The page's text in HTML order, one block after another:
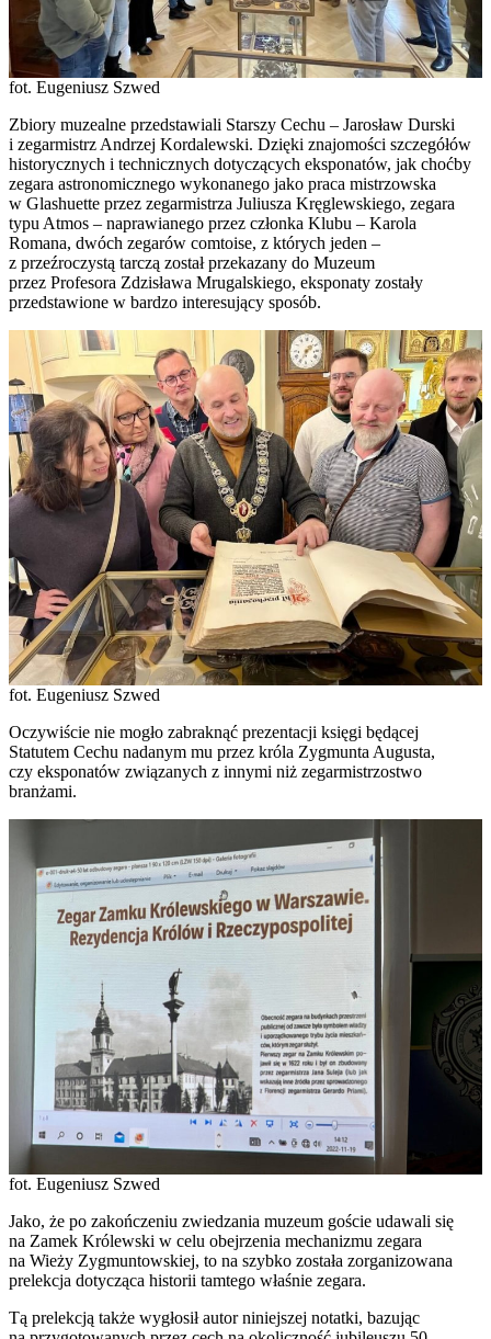
fot. Eugeniusz Szwed
Zbiory muzealne przedstawiali Starszy Cechu – Jarosław Durski
i zegarmistrz Andrzej Kordalewski. Dzięki znajomości szczegółów
historycznych i technicznych dotyczących eksponatów, jak choćby
zegara astronomicznego wykonanego jako praca mistrzowska
w Glashuette przez zegarmistrza Juliusza Kręglewskiego, zegara
typu Atmos – naprawianego przez członka Klubu – Karola
Romana, dwóch zegarów comtoise, z których jeden –
z przeźroczystą tarczą został przekazany do Muzeum
przez Profesora Zdzisława Mrugalskiego, eksponaty zostały
przedstawione w bardzo interesujący sposób.
fot. Eugeniusz Szwed
Oczywiście nie mogło zabraknąć prezentacji księgi będącej
Statutem Cechu nadanym mu przez króla Zygmunta Augusta,
czy eksponatów związanych z innymi niż zegarmistrzostwo
branżami.
fot. Eugeniusz Szwed
Jako, że po zakończeniu zwiedzania muzeum goście udawali się
na Zamek Królewski w celu obejrzenia mechanizmu zegara
na Wieży Zygmuntowskiej, to na szybko została zorganizowana
prelekcja dotycząca historii tamtego właśnie zegara.
Tą prelekcją także wygłosił autor niniejszej notatki, bazując